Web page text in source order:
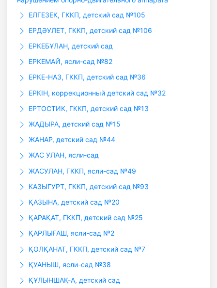
ЕЛГЕЗЕК, ГККП, детский сад №105
ЕРДӘУЛЕТ, ГККП, детский сад №106
ЕРКЕБҰЛАН, детский сад
ЕРКЕМАЙ, ясли-сад №82
ЕРКЕ-НАЗ, ГККП, детский сад №36
ЕРКІН, коррекционный детский сад №32
ЕРТОСТИК, ГККП, детский сад №13
ЖАДЫРА, детский сад №15
ЖАНАР, детский сад №44
ЖАС УЛАН, ясли-сад
ЖАСУЛАН, ГККП, ясли-сад №49
КАЗЫГУРТ, ГККП, детский сад №93
ҚАЗЫНА, детский сад №20
ҚАРАҚАТ, ГККП, детский сад №25
ҚАРЛЫҒАШ, ясли-сад №2
ҚОЛҚАНАТ, ГККП, детский сад №7
ҚУАНЫШ, ясли-сад №38
ҚҰЛЫНШАҚ-А, детский сад